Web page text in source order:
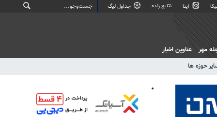
ایتا نتایج زنده جداول لیگ
حوزه ها
مهر عناوین اخبار